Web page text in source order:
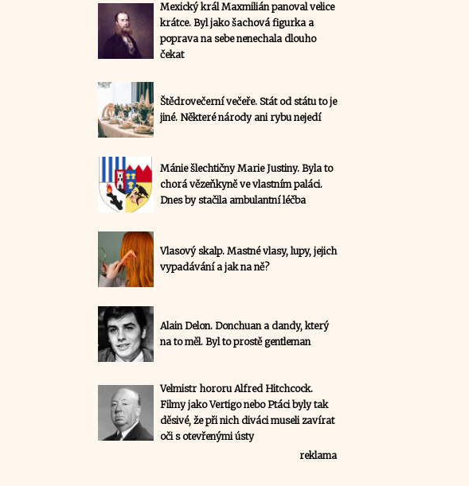
Mexický král Maxmilián panoval velice
krátce. Byl jako šachová figurka a
poprava na sebe nenechala dlouho
čekat
Štědrovečerní večeře. Stát od státu to je
jiné. Některé národy ani rybu nejedí
Mánie šlechtičny Marie Justiny. Byla to
chorá vězeňkyně ve vlastním paláci.
Dnes by stačila ambulantní léčba
Vlasový skalp. Mastné vlasy, lupy, jejich
vypadávání a jak na ně?
Alain Delon. Donchuan a dandy, který
na to měl. Byl to prostě gentleman
Velmistr hororu Alfred Hitchcock.
Filmy jako Vertigo nebo Ptáci byly tak
děsivé, že při nich diváci museli zavírat
oči s otevřenými ústy
reklama